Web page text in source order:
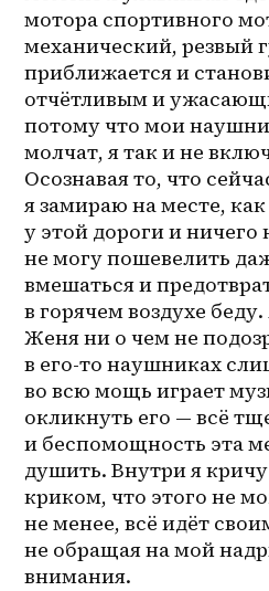
мотора спортивного
механический, резвый
приближается и
отчётливым и
потому что мои
молчат, я так и не
Осознавая то, что
я замираю на месте,
у этой дороги и ничего
не могу пошевелить
вмешаться и
в горячем воздухе
Женя ни о чем не
в его-то наушниках
во всю мощь играет
окликнуть его — всё
и беспомощность эта
душить. Внутри я
криком, что этого не
не менее, всё идёт
не обращая на мой
внимания.